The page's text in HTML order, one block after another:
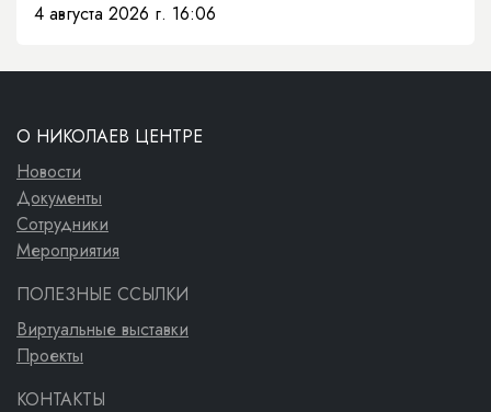
4 августа 2026 г. 16:06
О НИКОЛАЕВ ЦЕНТРЕ
Новости
Документы
Сотрудники
Мероприятия
ПОЛЕЗНЫЕ ССЫЛКИ
Виртуальные выставки
Проекты
КОНТАКТЫ